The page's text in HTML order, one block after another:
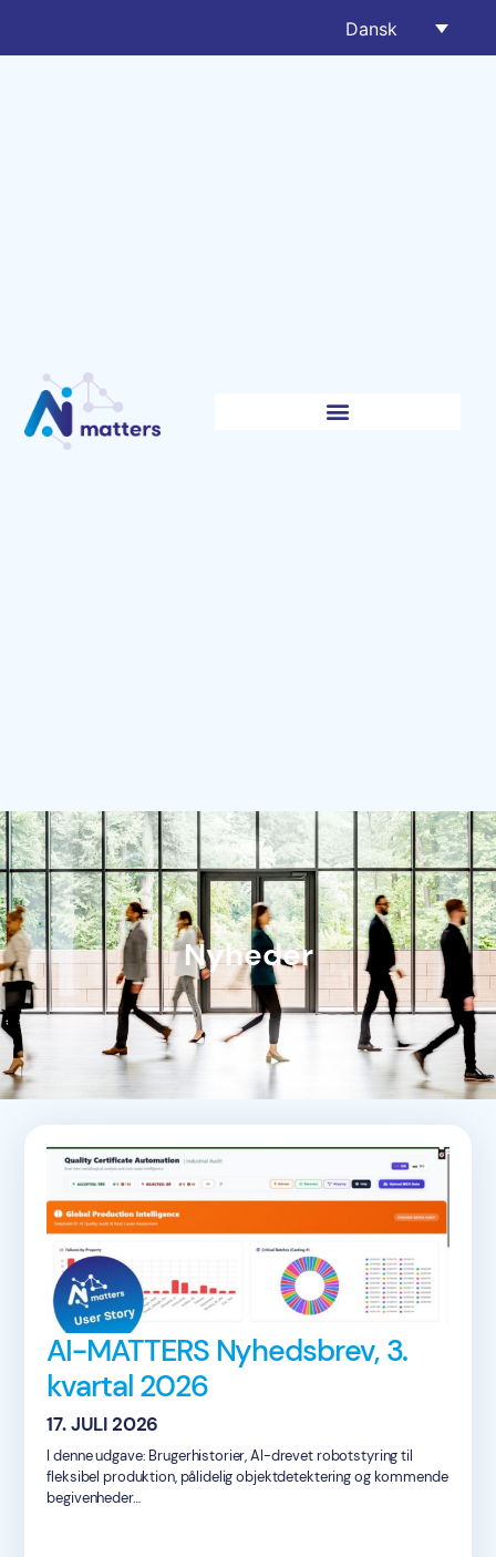
Dansk
Nyheder
AI-MATTERS Nyhedsbrev, 3.
kvartal 2026
17. JULI 2026
I denne udgave: Brugerhistorier, AI-drevet robotstyring til
fleksibel produktion, pålidelig objektdetektering og kommende
begivenheder…